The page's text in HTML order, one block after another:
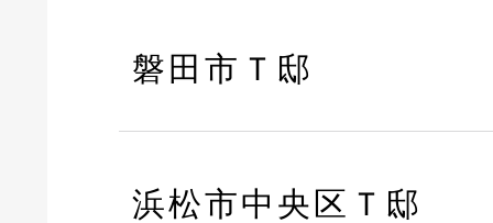
磐田市Ｔ邸
浜松市中央区Ｔ邸